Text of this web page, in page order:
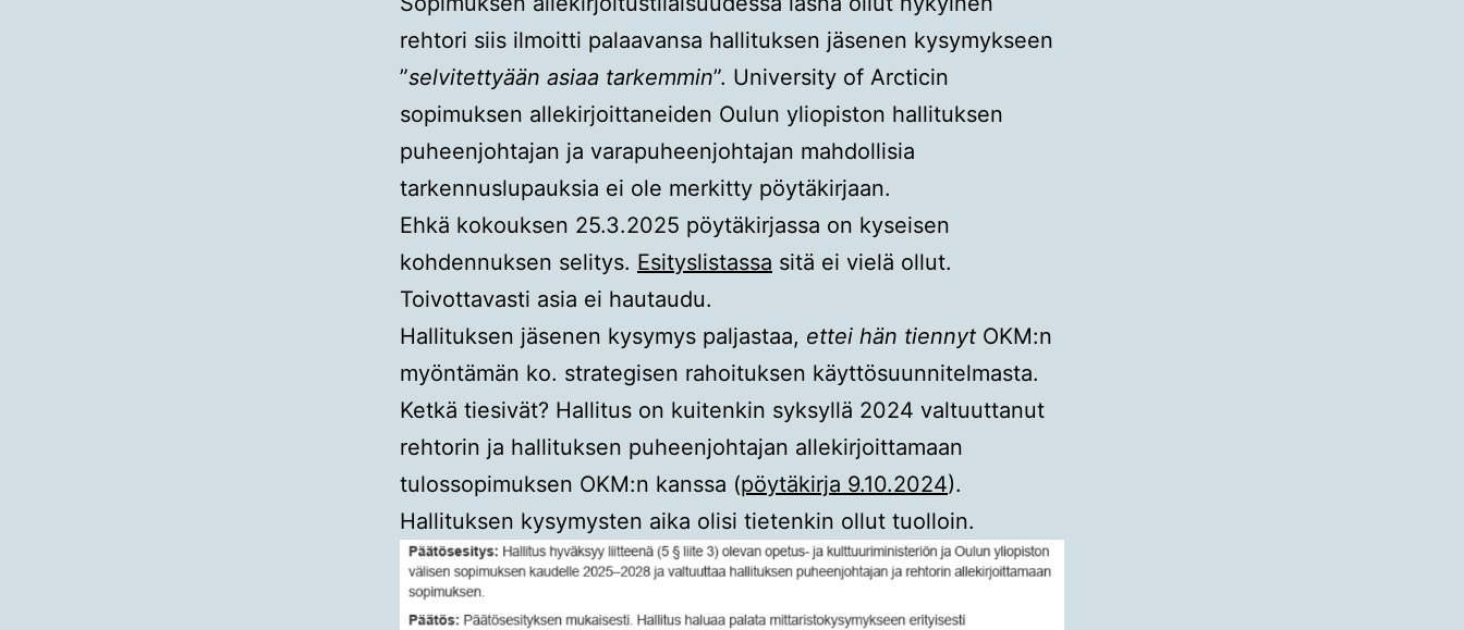
rehtori siis ilmoitti palaavansa hallituksen jäsenen kysymykseen
”selvitettyään asiaa tarkemmin”. University of Arcticin
sopimuksen allekirjoittaneiden Oulun yliopiston hallituksen
puheenjohtajan ja varapuheenjohtajan mahdollisia
tarkennuslupauksia ei ole merkitty pöytäkirjaan.
Ehkä kokouksen 25.3.2025 pöytäkirjassa on kyseisen
kohdennuksen selitys. Esityslistassa sitä ei vielä ollut.
Toivottavasti asia ei hautaudu.
Hallituksen jäsenen kysymys paljastaa, ettei hän tiennyt OKM:n
myöntämän ko. strategisen rahoituksen käyttösuunnitelmasta.
Ketkä tiesivät? Hallitus on kuitenkin syksyllä 2024 valtuuttanut
rehtorin ja hallituksen puheenjohtajan allekirjoittamaan
tulossopimuksen OKM:n kanssa (pöytäkirja 9.10.2024).
Hallituksen kysymysten aika olisi tietenkin ollut tuolloin.